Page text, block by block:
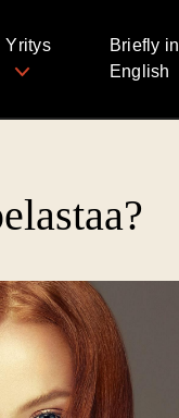
Yritys
Briefly in
English